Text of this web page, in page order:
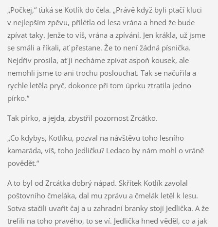
„Počkej,“ ťuká se Kotlík do čela. „Právě když byli ptačí kluci
v nejlepším zpěvu, přilétla od lesa vrána a hned že bude
zpívat taky. Jenže to víš, vrána a zpívání. Jen krákla, už jsme
se smáli a říkali, ať přestane. Že to není žádná písnička.
Nejdřív prosila, ať ji necháme zpívat aspoň kousek, ale
nemohli jsme to ani trochu poslouchat. Tak se načuřila a
rychle letěla pryč, dokonce při tom úprku ztratila jedno
pírko.“
Tak pírko, a jejda, zbystřil pozornost Zrcátko.
„Co kdybys, Kotlíku, pozval na návštěvu toho lesního
kamaráda, víš, toho Jedličku? Ledaco by nám mohl o vráně
povědět.“
A to byl od Zrcátka dobrý nápad. Skřítek Kotlík zavolal
poštovního čmeláka, dal mu zprávu a čmelák letěl k lesu.
Sotva stačili uvařit čaj a u zahradní branky stojí Jedlička. A že
trefili na toho pravého, to se ví. Jedlička hned věděl, co a jak